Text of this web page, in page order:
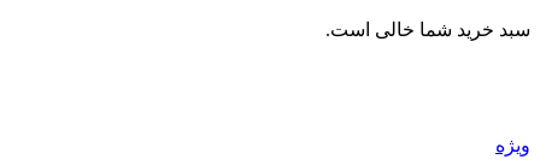
خرید شما خالی است.